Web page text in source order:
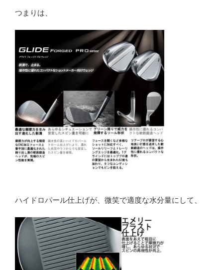
つまりは、
ハイドロパール仕上げが、微笑で適度な水分量にして、